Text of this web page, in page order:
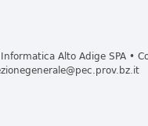
Alto Adige SPA •